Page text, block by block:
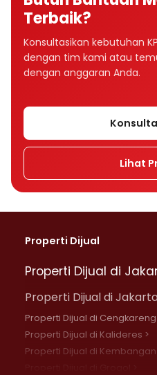
Terbaik?
Konsultasikan kebutuhan
dengan tim kami atau
dengan anggaran Anda.
Lihat
Properti Dijual
Properti Dijual di
Properti Dijual di
Properti Dijual di Cengkareng
Properti Dijual di Kalideres >
Properti Dijual di Kembangan